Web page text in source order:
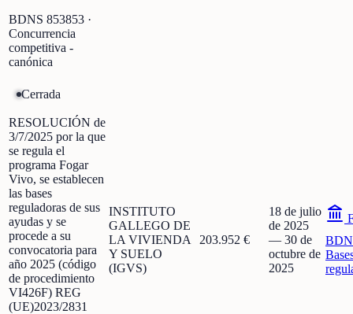
BDNS 853853 ·
Concurrencia
competitiva -
canónica
Cerrada
RESOLUCIÓN de
3/7/2025 por la que
se regula el
programa Fogar
Vivo, se establecen
las bases
reguladoras de sus
ayudas y se
procede a su
convocatoria para
año 2025 (código
de procedimiento
VI426F) REG
(UE)2023/2831
INSTITUTO
GALLEGO DE
LA VIVIENDA
Y SUELO
(IGVS)
203.952 €
18 de julio
de 2025
— 30 de
octubre de
2025